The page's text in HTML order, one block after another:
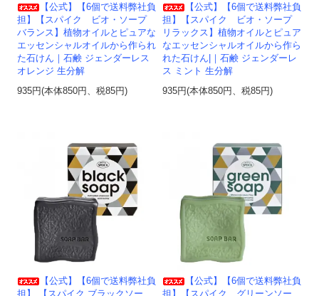
【公式】【6個で送料弊社負
担】【スパイク ビオ・ソープ
バランス】植物オイルとピュアな
エッセンシャルオイルから作られ
た石けん｜石鹸 ジェンダーレス
オレンジ 生分解
935円(本体850円、税85円)
【公式】【6個で送料弊社負
担】【スパイク ビオ・ソープ
リラックス】植物オイルとピュア
なエッセンシャルオイルから作ら
れた石けん|｜石鹸 ジェンダーレ
ス ミント 生分解
935円(本体850円、税85円)
【公式】【6個で送料弊社負
【公式】【6個で送料弊社負